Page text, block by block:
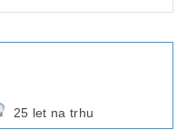
25 let na trhu